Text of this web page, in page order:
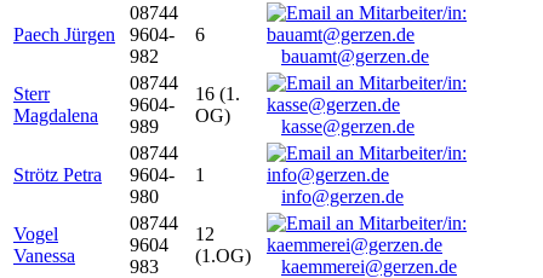
Paech Jürgen
08744
9604-
982
6
bauamt@gerzen.de
Sterr
Magdalena
08744
9604-
989
16 (1.
OG)
kasse@gerzen.de
Strötz Petra
08744
9604-
980
1
info@gerzen.de
Vogel
Vanessa
08744
9604
983
12
(1.OG)
kaemmerei@gerzen.de